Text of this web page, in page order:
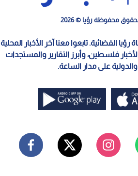
محفوظة رؤيا © 2026
رؤيا الفضائية. تابعوا معنا آخر الأخبار المحلية
فلسطين، وأبرز التقارير والمستجدات
والدولية على مدار الساعة.